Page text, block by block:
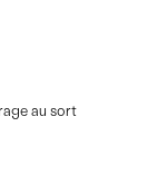
au sort